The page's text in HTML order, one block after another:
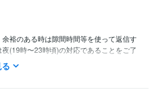
裕のある時は隙間時間等を使って返信す
(19時〜23時頃)の対応であることをご了
なりますが、購入やメッセージを受信次